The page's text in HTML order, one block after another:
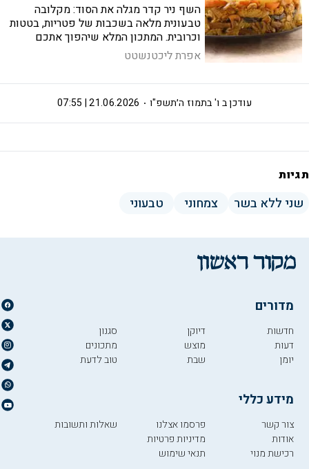
השף ניר קדר מגלה את הסוד: מקלובה
טבעונית מלאה בשכבות של פטריות, בטטות
וכרובית. המתכון המלא שיהפוך אתכם
למאסטרים
אפרת ליכטנשטט
ו' בתמוז ה׳תשפ"ו 21.06.2026 | 07:55 עודכן ב
תגיות
שני ללא בשר צמחוני טבעוני
מדורים
חדשות
דעות
יומן
דיוקן
מוצש
שבת
סגנון
מתכונים
טוב לדעת
מידע כללי
צור קשר
אודות
רכישת מנוי
פרסמו אצלנו
מדיניות פרטיות
תנאי שימוש
שאלות ותשובות